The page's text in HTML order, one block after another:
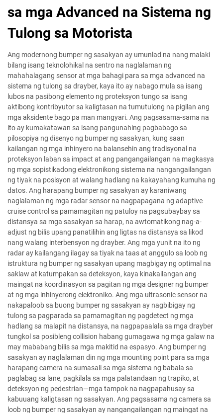
sa mga Advanced na Sistema ng
Tulong sa Motorista
Ang modernong bumper ng sasakyan ay umunlad na nang malaki
bilang isang teknolohikal na sentro na naglalaman ng
mahahalagang sensor at mga bahagi para sa mga advanced na
sistema ng tulong sa drayber, kaya ito ay nabago mula sa isang
lubos na pasibong elemento ng proteksyon tungo sa isang
aktibong kontribyutor sa kaligtasan na tumutulong na pigilan ang
mga aksidente bago pa man mangyari. Ang pagsasama-sama na
ito ay kumakatawan sa isang pangunahing pagbabago sa
pilosopiya ng disenyo ng bumper ng sasakyan, kung saan
kailangan ng mga inhinyero na balansehin ang tradisyonal na
proteksyon laban sa impact at ang pangangailangan na magkasya
ng mga sopistikadong elektronikong sistema na nangangailangan
ng tiyak na posisyon at walang hadlang na kakayahang kumuha ng
datos. Ang harapang bumper ng sasakyan ay karaniwang
naglalaman ng mga radar sensor na nagpapagana ng adaptive
cruise control sa pamamagitan ng patuloy na pagsubaybay sa
distansya sa mga sasakyan sa harap, na awtomatikong nag-a-
adjust ng bilis upang panatilihin ang ligtas na distansya sa likod
nang walang interbensyon ng drayber. Ang mga yunit na ito ng
radar ay kailangang ilagay sa tiyak na taas at anggulo sa loob ng
istruktura ng bumper ng sasakyan upang magbigay ng optimal na
saklaw at katumpakan sa deteksyon, kaya kinakailangan ang
maingat na koordinasyon sa pagitan ng mga designer ng bumper
at ng mga inhinyerong elektroniko. Ang mga ultrasonic sensor na
nakapaloob sa buong bumper ng sasakyan ay nagbibigay ng
tulong sa pagparada sa pamamagitan ng pagdetect ng mga
hadlang sa malapit na distansya, na nagpapaalala sa mga drayber
tungkol sa posibleng collision habang gumagawa ng mga galaw na
may mababang bilis sa mga makitid na espasyo. Ang bumper ng
sasakyan ay naglalaman din ng mga mounting point para sa mga
harapang camera na sumasali sa mga sistema ng babala sa
paglabag sa lane, pagkilala sa mga palatandaan ng trapiko, at
deteksyon ng pedestrian—mga tampok na nagpapahusay sa
kabuuang kaligtasan ng sasakyan. Ang pagsasama ng camera sa
loob ng bumper ng sasakyan ay nangangailangan ng maingat na